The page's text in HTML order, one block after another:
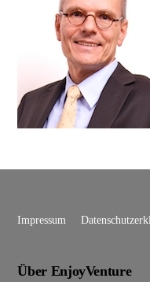
Impressum
Über EnjoyVenture